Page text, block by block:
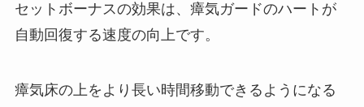
セットボーナスの効果は、瘴気ガードのハートが
自動回復する速度の向上です。
瘴気床の上をより長い時間移動できるようになる